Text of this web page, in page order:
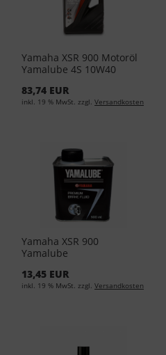
Yamaha XSR 900 Motoröl
Yamalube 4S 10W40
(EUR 15,88/L)
83,74 EUR
inkl. 19 % MwSt. zzgl. Versandkosten
Yamaha XSR 900
Yamalube
YMD-65049-01-14 (EUR
17,90/L)
13,45 EUR
inkl. 19 % MwSt. zzgl. Versandkosten